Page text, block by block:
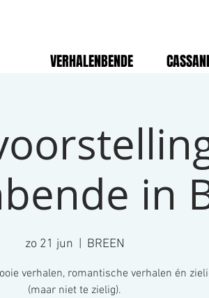
VERHALENBENDE
in
zo 21 jun BREEN
verhalen, romantische verhalen én
(maar niet te zielig).